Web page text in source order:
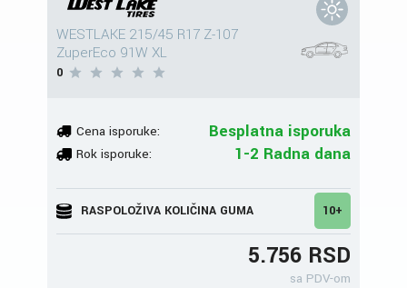
WESTLAKE 215/45 R17 Z-107
ZuperEco 91W XL
0
Cena isporuke: Besplatna isporuka
Rok isporuke: 1-2 Radna dana
RASPOLOŽIVA KOLIČINA GUMA 10+
5.756 RSD
sa PDV-om